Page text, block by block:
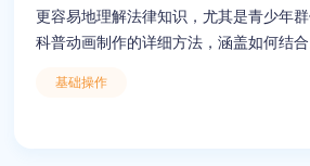
更容易地理解法律知识，尤其是青少年
科普动画制作的详细方法，涵盖如何结合
拥有丰富的动画素材和模板，操作简单
基础操作